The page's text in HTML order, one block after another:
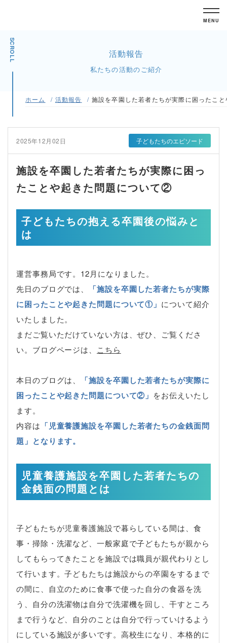
MENU
SCROLL 活動報告
私たちの活動のご紹介
ホーム 活動報告 施設を卒園した若者たちが実際に困ったこ
2025年12月02日 子どもたちのエピソード
施設を卒園した若者たちが実際に困っ
たことや起きた問題について②
子どもたちの抱える卒園後の悩みと
は
運営事務局です。12月になりました。
先日のブログでは、
「施設を卒園した若者たちが実際
に困ったことや起きた問題について①」 について紹介
いたしました。
まだご覧いただけていない方は、ぜひ、ご覧くださ
い。ブログページは、 こちら
本日のブログは、
「施設を卒園した若者たちが実際に
困ったことや起きた問題について②」 をお伝えいたし
ます。
内容は 「児童養護施設を卒園した若者たちの金銭面問
題」となります。
児童養護施設を卒園した若者たちの
金銭面の問題とは
子どもたちが児童養護施設で暮らしている間は、食
事・掃除・洗濯など、一般家庭で子どもたちが親から
してもらってきたことを施設では職員が親代わりとし
て行います。子どもたちは施設からの卒園をするまで
の間に、自立のために食事で使った自分の食器を洗
う、自分の洗濯物は自分で洗濯機を回し、干すところ
まで行うなど、自分のことは自分で行っていけるよう
にしている施設が多いです。高校生になり、本格的に